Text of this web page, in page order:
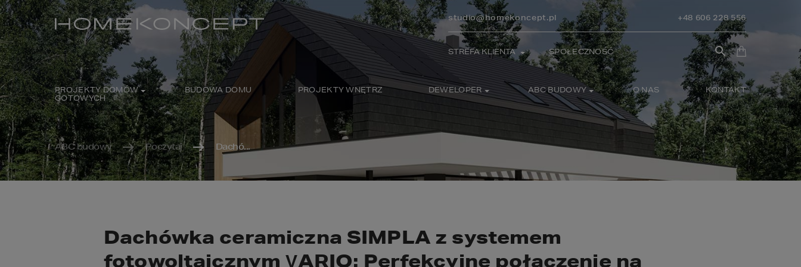
studio@homekoncept.pl +48 606 228 556
STREFA KLIENTA SPOŁECZNOŚĆ
PROJEKTY DOMÓW
GOTOWYCH
BUDOWA DOMU PROJEKTY WNĘTRZ DEWELOPER ABC BUDOWY O NAS KONTAKT
ABC budowy Poczytaj Dachó...
Dachówka ceramiczna SIMPLA z systemem
fotowoltaicznym VARIO: Perfekcyjne połączenie na